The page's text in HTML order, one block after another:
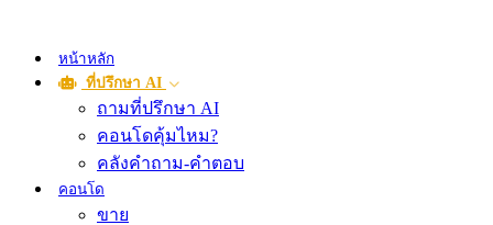
หน้าหลัก
ที่ปรึกษา AI
ถามที่ปรึกษา AI
คอนโดคุ้มไหม?
คลังคำถาม-คำตอบ
คอนโด
ขาย